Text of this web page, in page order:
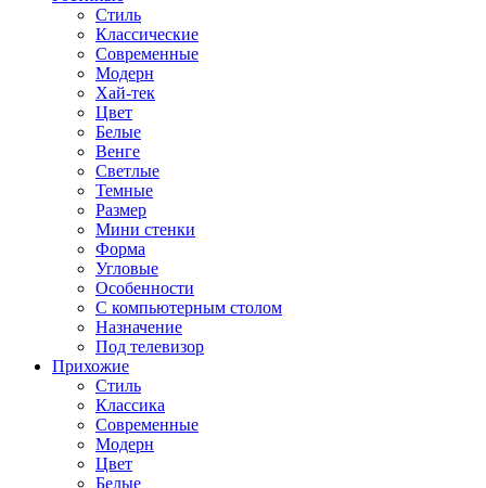
Стиль
Классические
Современные
Модерн
Хай-тек
Цвет
Белые
Венге
Светлые
Темные
Размер
Мини стенки
Форма
Угловые
Особенности
С компьютерным столом
Назначение
Под телевизор
Прихожие
Стиль
Классика
Современные
Модерн
Цвет
Белые